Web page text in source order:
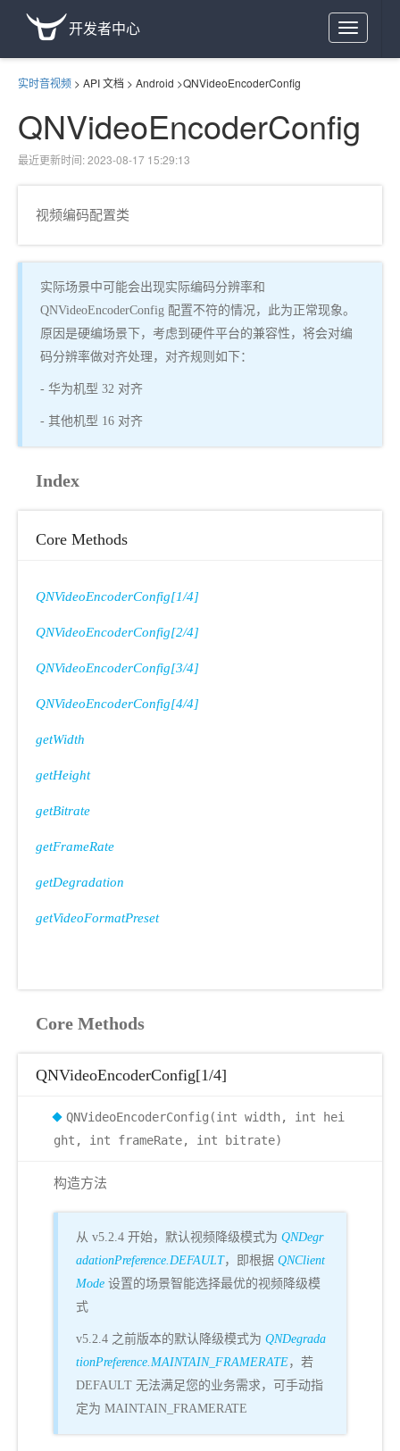
Toggle
navigation
开发者中心
实时音视频 > API 文档 > Android >QNVideoEncoderConfig
QNVideoEncoderConfig
最近更新时间: 2023-08-17 15:29:13
视频编码配置类
实际场景中可能会出现实际编码分辨率和
QNVideoEncoderConfig 配置不符的情况，此为正常现象。
原因是硬编场景下，考虑到硬件平台的兼容性，将会对编
码分辨率做对齐处理，对齐规则如下：
- 华为机型 32 对齐
- 其他机型 16 对齐
Index
Core Methods
QNVideoEncoderConfig[1/4]
QNVideoEncoderConfig[2/4]
QNVideoEncoderConfig[3/4]
QNVideoEncoderConfig[4/4]
getWidth
getHeight
getBitrate
getFrameRate
getDegradation
getVideoFormatPreset
Core Methods
QNVideoEncoderConfig[1/4]
QNVideoEncoderConfig(int width, int hei
ght, int frameRate, int bitrate)
构造方法
从 v5.2.4 开始，默认视频降级模式为 QNDegr
adationPreference.DEFAULT，即根据 QNClient
Mode 设置的场景智能选择最优的视频降级模
式
v5.2.4 之前版本的默认降级模式为 QNDegrada
tionPreference.MAINTAIN_FRAMERATE，若
DEFAULT 无法满足您的业务需求，可手动指
定为 MAINTAIN_FRAMERATE